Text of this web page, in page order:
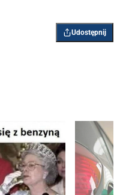
Udostępnij